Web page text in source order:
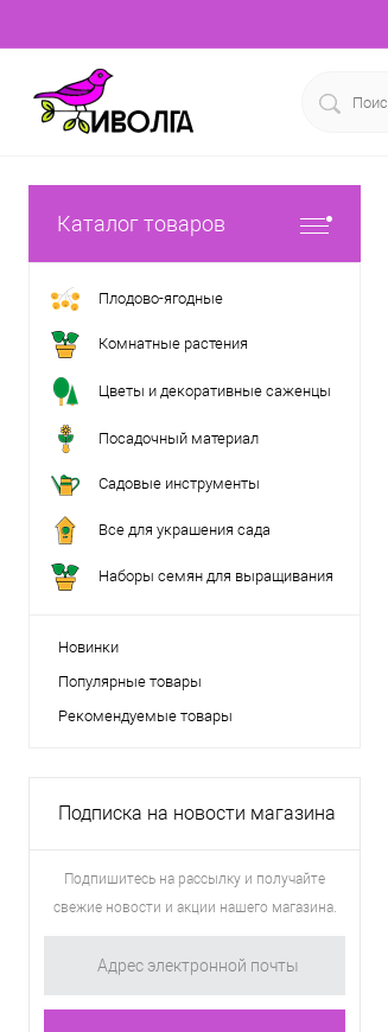
Каталог товаров
Плодово-ягодные
Комнатные растения
Цветы и декоративные саженцы
Посадочный материал
Садовые инструменты
Все для украшения сада
Наборы семян для выращивания
Новинки
Популярные товары
Рекомендуемые товары
Подписка на новости магазина
Подпишитесь на рассылку и получайте
свежие новости и акции нашего магазина.